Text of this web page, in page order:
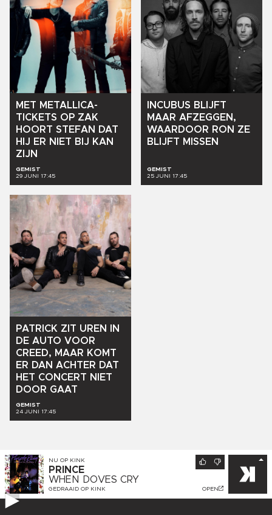
MET METALLICA-
TICKETS OP ZAK
HOORT STEFAN
DAT
HIJ ER NIET BIJ KAN
ZIJN
GEMIST
29 JUNI 17:45
INCUBUS BLIJFT
MAAR AFZEGGEN,
WAARDOOR RON ZE
BLIJFT MISSEN
GEMIST
25 JUNI 17:45
PATRICK ZIT UREN
IN
DE AUTO VOOR
CREED, MAAR KOMT
ER DAN ACHTER DAT
HET CONCERT NIET
DOOR GAAT
GEMIST
24 JUNI 17:45
NU OP KINK
PRINCE
WHEN DOVES CRY
GEDRAAID OP KINK OPEN